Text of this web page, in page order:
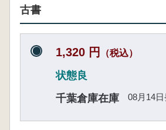
古書
1,320 円 （税込）
状態良
千葉倉庫在庫
08月14